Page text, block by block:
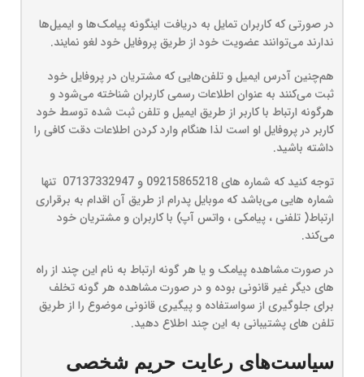
در صورتی که کاربران تمایل به دریافت اینگونه پیامک‌ها و ایمیل‌ها
ندارند می‌توانند عضویت خود از طریق پروفایل خود لغو نمایند.
هم‌چنین آدرس ایمیل و تلفن‌هایی که مشتریان در پروفایل خود
ثبت می‌کنند به عنوان اطلاعات رسمی کاربران شناخته می‌شود و
هرگونه ارتباط با کاربر از طریق ایمیل و تلفن ثبت شده توسط خود
کاربر در پروفایل او است لذا هنگام وارد کردن اطلاعات دقت کافی را
داشته باشید.
توجه کنید که شماره های 09215865218 و 07137332947 تنها
شماره هایی می‌باشد که موبایل پدرام از طریق آن اقدام به برقراری
ارتباط( تلفنی ، پیامکی ، واتس آپ) با کاربران و مشتریان خود
می‌کند.
در صورت مشاهده پیامک و یا هر گونه ارتباط به نام این چند از راه
های دیگر غیر قانونی بوده و در صورت مشاهده هر گونه تخلف
برای جلوگیری از سواستفاده و پیگیری قانونی موضوع را از طریق
تلفن های پشتیبانی به این چند اطلاع دهید.
سیاست‏‌های رعایت حریم شخصی